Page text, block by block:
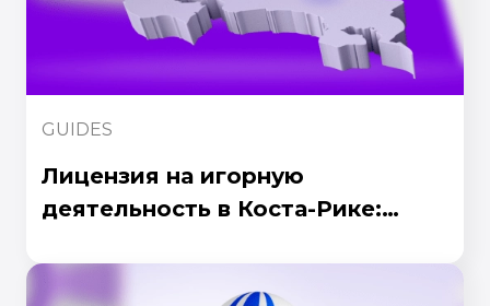
GUIDES
Лицензия на игорную
деятельность в Коста-Рике: